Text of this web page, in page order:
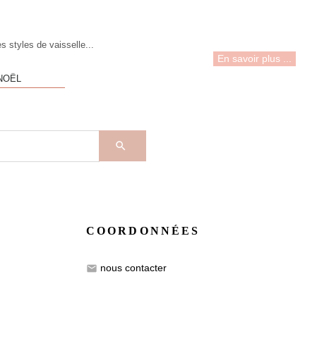
styles de vaisselle...
En savoir plus ...

COORDONNÉES
email nous contacter